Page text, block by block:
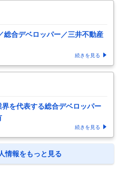
総合デベロッパー／三井不動産
続きを見る
を代表する総合デベロッパー
続きを見る
情報をもっと見る